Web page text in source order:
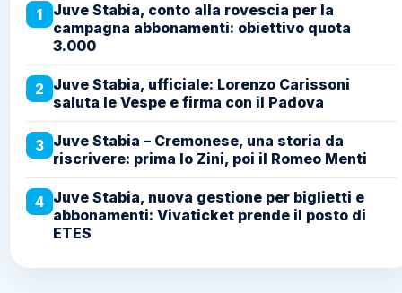
1
Juve Stabia, conto alla rovescia per la
campagna abbonamenti: obiettivo quota
3.000
2 Juve Stabia, ufficiale: Lorenzo Carissoni
saluta le Vespe e firma con il Padova
3 Juve Stabia – Cremonese, una storia da
riscrivere: prima lo Zini, poi il Romeo Menti
4 Juve Stabia, nuova gestione per biglietti e
abbonamenti: Vivaticket prende il posto di
ETES